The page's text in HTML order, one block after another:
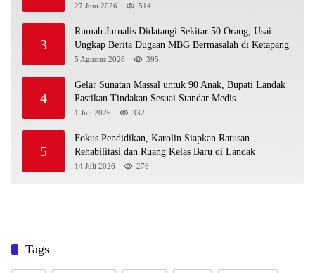
27 Juni 2026 514
3
Rumah Jurnalis Didatangi Sekitar 50 Orang, Usai
Ungkap Berita Dugaan MBG Bermasalah di Ketapang
5 Agustus 2026 395
4
Gelar Sunatan Massal untuk 90 Anak, Bupati Landak
Pastikan Tindakan Sesuai Standar Medis
1 Juli 2026 332
5
Fokus Pendidikan, Karolin Siapkan Ratusan
Rehabilitasi dan Ruang Kelas Baru di Landak
14 Juli 2026 276
Tags